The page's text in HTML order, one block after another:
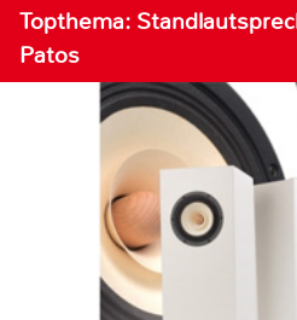
Topthema:
Patos